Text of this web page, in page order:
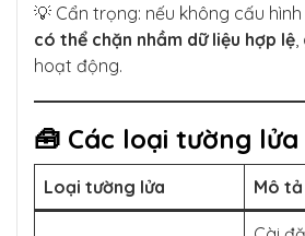
💡 Cẩn trọng: nếu không cấu
có thể chặn nhầm dữ liệu hợp lệ
hoạt động.
🧰 Các loại tường
Loại tường lửa Mô tả